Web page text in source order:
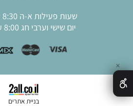
שעות פעילות א-ה 8:30 עד 18:00
יום שישי וערבי חג 8:00 עד 13:30
בניית אתרים
✕